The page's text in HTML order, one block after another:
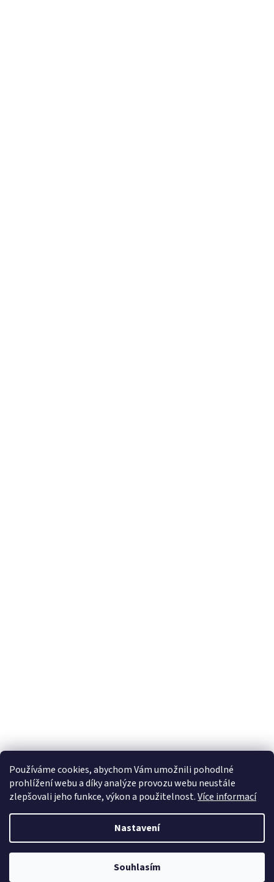
Používáme cookies, abychom Vám umožnili pohodlné
prohlížení webu a díky analýze provozu webu neustále
zlepšovali jeho funkce, výkon a použitelnost.Více informací
Nastavení
Souhlasím
Vytvořil Shoptet
WA shop. Všechna práva vyhrazena.